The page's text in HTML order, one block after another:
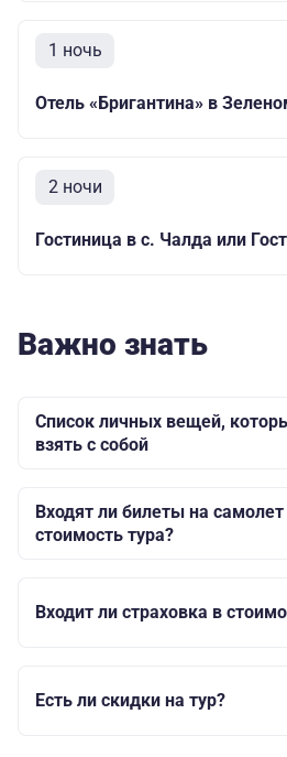
1 ночь
Отель «Бригантина» в
2 ночи
Гостиница в с. Чалда или
Важно знать
Список личных вещей,
взять с собой
Входят ли билеты на
стоимость тура?
Входит ли страховка в
Есть ли скидки на тур?